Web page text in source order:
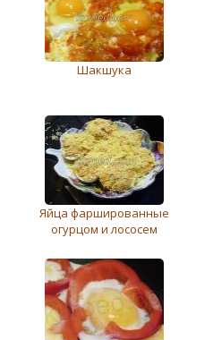
Шакшука
Яйца фаршированные
огурцом и лососем